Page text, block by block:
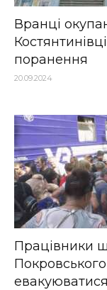
Вранці
поранення
20.09.2024
Працівники